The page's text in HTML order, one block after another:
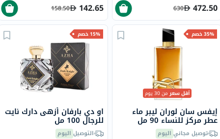
472.50
630
142.65
158.50
35% خصم
أقل سعرمن 30 يوم
إيفس سان لوران ليبر ماء
عطر مركز للنساء 90 مل
توصيل مجاني اليوم
15% خصم
او دي بارفان أزهى دارك نايت
للرجال 100 مل
التوصيل اليوم